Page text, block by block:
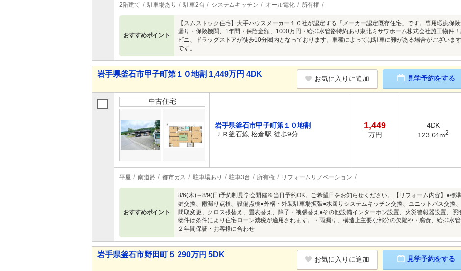
2階建て 駐車場あり 駐車2台 システムキッチン オール電化 所有権
おすすめポイント
【スムストック住宅】大手ハウスメーカー１０社が認定する「メーカー認定既存住宅」です。専用瑕疵
漏り・保険機関、1年間・保険金額、1000万円・給排水管路特約あり東北ミサワホーム株式会社施工物件
ビニ、ドラッグストアが徒歩10分圏内となっております。車種によっては駐車に難がある場合がございま
です。
岩手県釜石市甲子町第１０地割 1,449万円 4DK
お気に入りに追加 見学予約をする
中古住宅
岩手県釜石市甲子町第１０地割
ＪＲ釜石線 松倉駅 徒歩9分
1,449
万円
4DK
123.64m2
平屋 南道路 都市ガス 駐車場あり 駐車3台 所有権 リフォームリノベーション
おすすめポイント
8/6(木)～8/9(日)予約制見学会開催※当日予約OK。ご希望日をお知らせください。【リフォーム内容】●標
鍵交換、雨漏り点検、設備点検●外構・外装駐車場拡張●水回りシステムキッチン交換、ユニットバス交換
間取変更、クロス張替え、畳表替え、障子・襖張替え●その他設備インターホン設置、火災警報器設置、
物件は条件により住宅ローン減税が適用されます。・雨漏り、構造上主要な部分の欠陥や・腐食、給排水
２年間保証・お客様に合わせ
岩手県釜石市野田町５ 290万円 5DK
お気に入りに追加 見学予約をする